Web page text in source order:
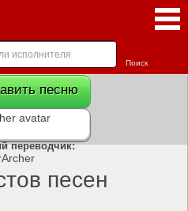
песню
переводчик:
песен